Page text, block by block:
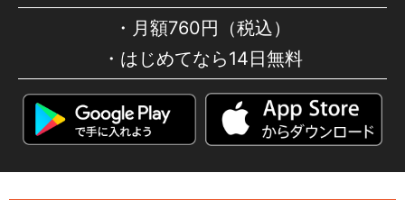
忍たま乱太郎 第30シリーズ
月額760円（税込）
はじめてなら14日無料